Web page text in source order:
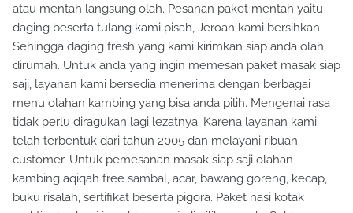
atau mentah langsung olah. Pesanan paket mentah yaitu
daging beserta tulang kami pisah, Jeroan kami bersihkan.
Sehingga daging fresh yang kami kirimkan siap anda olah
dirumah. Untuk anda yang ingin memesan paket masak siap
saji, layanan kami bersedia menerima dengan berbagai
menu olahan kambing yang bisa anda pilih. Mengenai rasa
tidak perlu diragukan lagi lezatnya. Karena layanan kami
telah terbentuk dari tahun 2005 dan melayani ribuan
customer. Untuk pemesanan masak siap saji olahan
kambing aqiqah free sambal, acar, bawang goreng, kecap,
buku risalah, sertifikat beserta pigora. Paket nasi kotak